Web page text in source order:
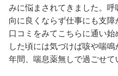
みに悩まされてきました。
向に良くならず仕事にも支障
口コミをみてこちらに通い
した頃には気づけば咳や喘
年間、喘息薬無しで過ごせて